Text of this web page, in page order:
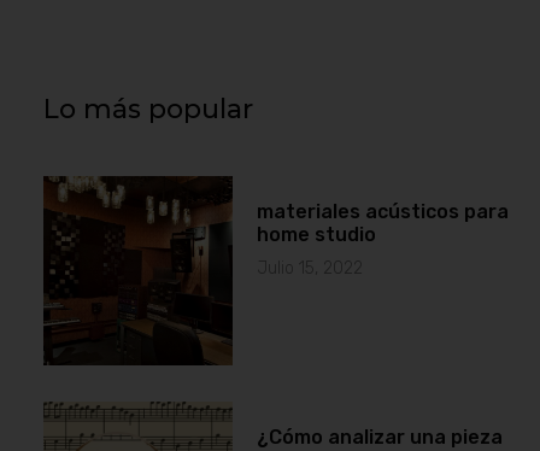
Lo más popular
materiales acústicos para
home studio
Julio 15, 2022
¿Cómo analizar una pieza